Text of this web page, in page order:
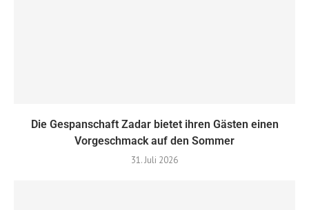
Die Gespanschaft Zadar bietet ihren Gästen einen
Vorgeschmack auf den Sommer
31. Juli 2026